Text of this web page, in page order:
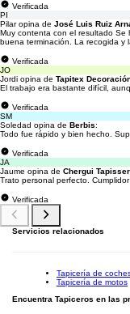
Verificada
PI
Pilar opina de José Luis Ruiz
Muy contenta con el resultado Se
buena terminación. La recogida y
Verificada
JO
Jordi opina de Tapitex
El trabajo era bastante difícil,
Verificada
SM
Soledad opina de Berbis:
Todo fue rápido y bien hecho.
Verificada
JA
Jaume opina de Chergui Tapisser
Trato personal perfecto.
Verificada
Servicios relacionados
Tapicería de
Tapicería de motos
Encuentra Tapiceros en las